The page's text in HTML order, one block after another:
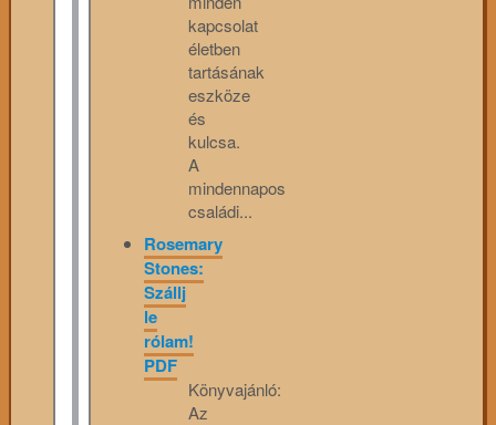
kapcsolat
életben
tartásának
eszköze
és
kulcsa.
A
mindennapos
családi...
Rosemary
Stones:
Szállj
le
rólam!
PDF
Könyvajánló:
Az